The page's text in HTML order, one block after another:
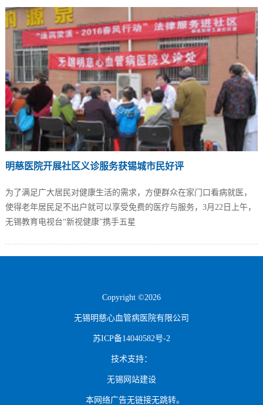
明慈医院开展社区义诊服务获锡城市民好评
为了满足广大居民对健康生活的需求，方便群众在家门口看病就医，
使得老年居民足不出户就可以享受免费的医疗与服务，3月22日上午，
无锡教育电视台“新视健康”携手五星
Copyright ©2026
无锡明慈心血管病医院有限公司
苏ICP备14040582号-2
技术支持：
无锡网站建设
本网络广告无链接无跳转。